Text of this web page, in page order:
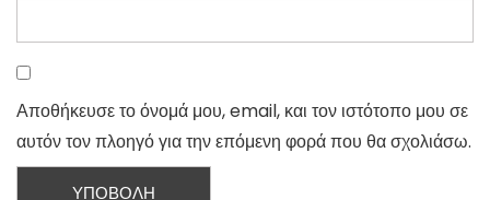
Αποθήκευσε το όνομά μου, email, και τον ιστότοπο μου σε
αυτόν τον πλοηγό για την επόμενη φορά που θα σχολιάσω.